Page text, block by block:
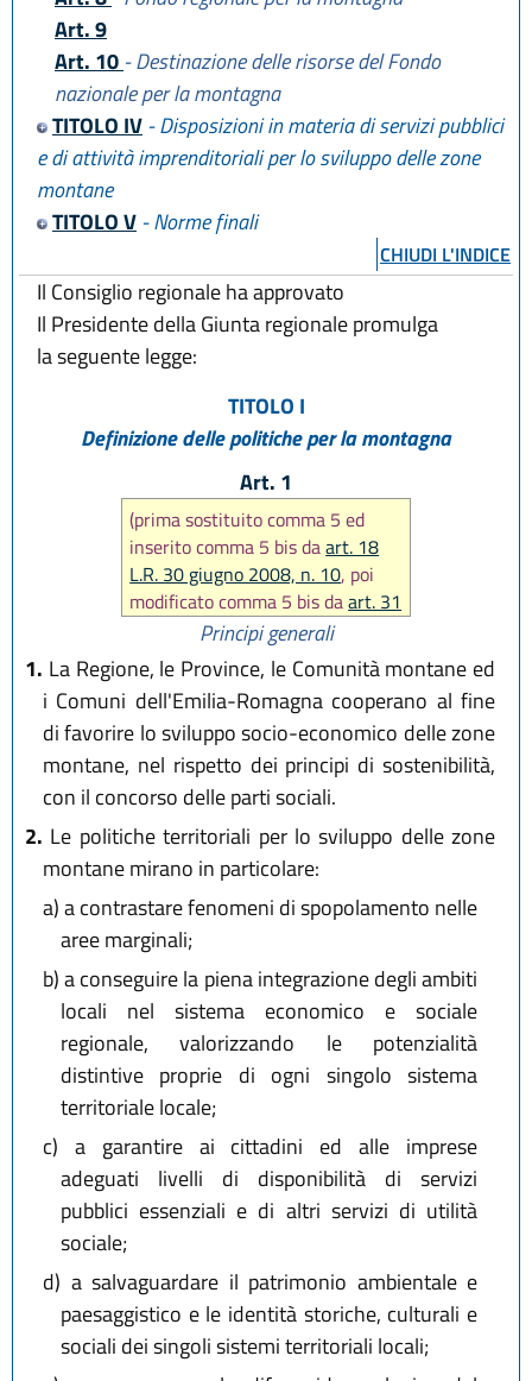
Art. 9
Art. 10 - Destinazione delle risorse del Fondo
nazionale per la montagna
TITOLO IV- Disposizioni in materia di servizi pubblici
e di attività imprenditoriali per lo sviluppo delle zone
montane
TITOLO V- Norme finali
CHIUDI L'INDICE
Il Consiglio regionale ha approvato
Il Presidente della Giunta regionale promulga
la seguente legge:
TITOLO I
Definizione delle politiche per la montagna
Art. 1
(prima sostituito comma 5 ed
inserito comma 5 bis daart. 18
L.R. 30 giugno 2008, n. 10, poi
modificato comma 5 bis daart. 31
L.R. 27 dicembre 2017, n. 25
infine inserito comma 5 ter da
art. 8 L.R. 29 dicembre 200, n. 11)
Principi generali
1. La Regione, le Province, le Comunità montane ed
i Comuni dell'Emilia-Romagna cooperano al fine
di favorire lo sviluppo socio-economico delle zone
montane, nel rispetto dei principi di sostenibilità,
con il concorso delle parti sociali.
2. Le politiche territoriali per lo sviluppo delle zone
montane mirano in particolare:
a)a contrastare fenomeni di spopolamento nelle
aree marginali;
b)a conseguire la piena integrazione degli ambiti
locali nel sistema economico e sociale
regionale, valorizzando le potenzialità
distintive proprie di ogni singolo sistema
territoriale locale;
c) a garantire ai cittadini ed alle imprese
adeguati livelli di disponibilità di servizi
pubblici essenziali e di altri servizi di utilità
sociale;
d) a salvaguardare il patrimonio ambientale e
paesaggistico e le identità storiche, culturali e
sociali dei singoli sistemi territoriali locali;